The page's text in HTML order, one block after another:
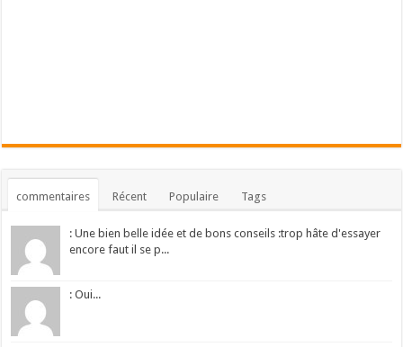
commentaires Récent Populaire Tags
: Une bien belle idée et de bons conseils :trop hâte d'essayer
encore faut il se p...
: Oui...